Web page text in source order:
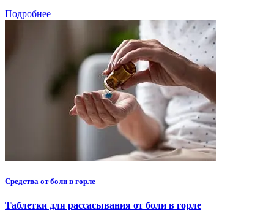
Подробнее
Средства от боли в горле
Таблетки для рассасывания от боли в горле